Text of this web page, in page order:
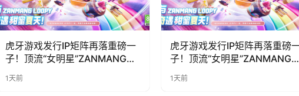
虎牙游戏发行IP矩阵再落重磅一
子！顶流“女明星”ZANMANG
奇遇》惊喜曝光
1天前
虎牙游戏发行IP矩阵再落重磅
子！顶流“女明星”ZANMANG
奇遇》惊喜曝光
1天前